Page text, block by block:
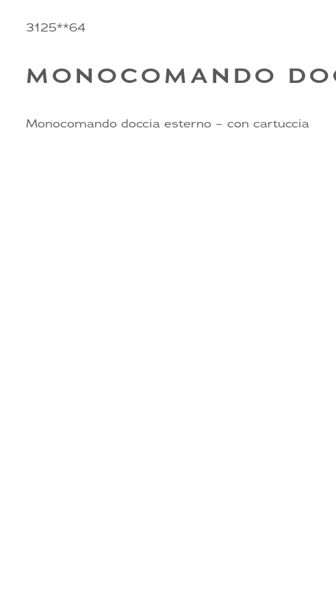
3125**64
MONOCOMANDO
Monocomando doccia esterno – con cartuccia